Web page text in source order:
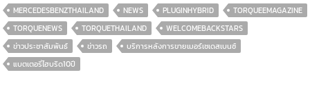
MERCEDESBENZTHAILAND
NEWS PLUGINHYBRID
TORQUEEMAGAZINE
TORQUENEWS
TORQUETHAILAND
WELCOMEBACKSTARS
ข่าวประชาสัมพันธ์
ข่าวรถ
บริการหลังการขายเมอร์เซเดสเบนซ์
แบตเตอรี่ไฮบริด10ปี